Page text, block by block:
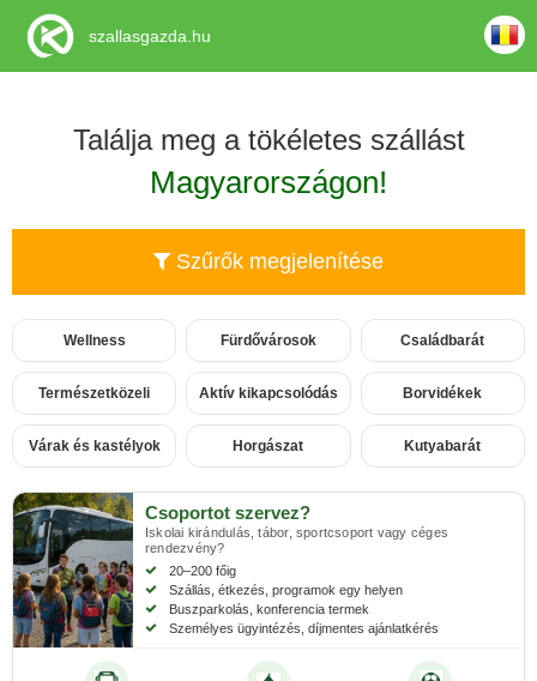
Találja meg a tökéletes szállást
Magyarországon!
Szűrők megjelenítése
Wellness Fürdővárosok Családbarát
Természetközeli Aktív kikapcsolódás Borvidékek
Várak és kastélyok Horgászat Kutyabarát
Csoportot szervez?
Iskolai kirándulás, tábor, sportcsoport vagy céges
rendezvény?
20–200 főig
Szállás, étkezés, programok egy helyen
Buszparkolás, konferencia termek
Személyes ügyintézés, díjmentes ajánlatkérés
szallasgazda.hu